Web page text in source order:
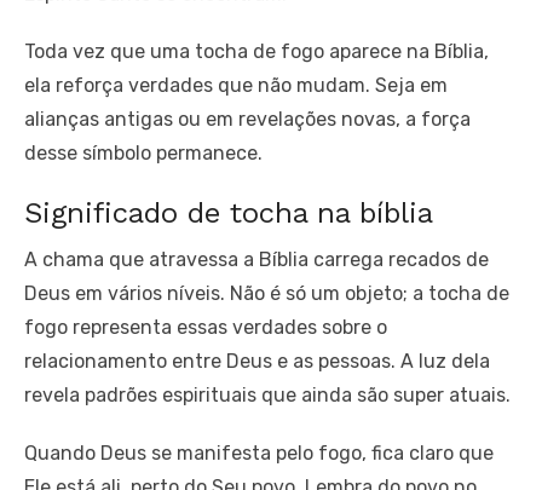
Toda vez que uma tocha de fogo aparece na Bíblia,
ela reforça verdades que não mudam. Seja em
alianças antigas ou em revelações novas, a força
desse símbolo permanece.
Significado de tocha na bíblia
A chama que atravessa a Bíblia carrega recados de
Deus em vários níveis. Não é só um objeto; a tocha de
fogo representa essas verdades sobre o
relacionamento entre Deus e as pessoas. A luz dela
revela padrões espirituais que ainda são super atuais.
Quando Deus se manifesta pelo fogo, fica claro que